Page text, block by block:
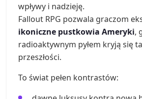
wpływy i nadzieję.
Fallout RPG pozwala graczom
ikoniczne pustkowia Ameryki,
radioaktywnym pyłem kryją się
przeszłości.
To świat pełen kontrastów: